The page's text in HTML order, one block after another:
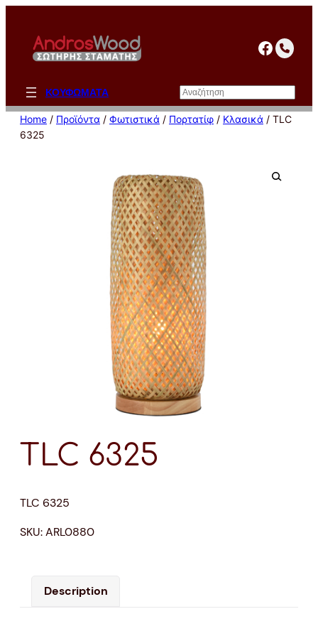
περιεχόμενο
ΚΟΥΦΩΜΑΤΑ Αναζήτηση
Home / Προϊόντα / Φωτιστικά / Πορτατίφ / Κλασικά / TLC
6325
TLC 6325
TLC 6325
SKU:ARL0880
Description